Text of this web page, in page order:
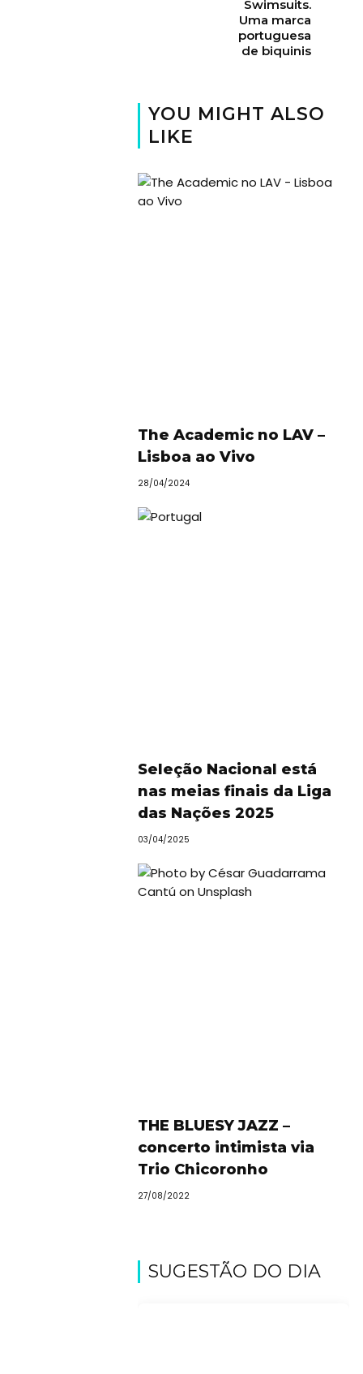
Swimsuits.
Uma marca
portuguesa
de biquinis
YOU MIGHT ALSO
LIKE
The Academic no LAV –
Lisboa ao Vivo
28/04/2024
Seleção Nacional está
nas meias finais da Liga
das Nações 2025
03/04/2025
THE BLUESY JAZZ –
concerto intimista via
Trio Chicoronho
27/08/2022
SUGESTÃO DO DIA